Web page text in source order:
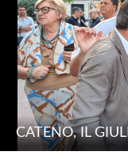
CATENO, IL